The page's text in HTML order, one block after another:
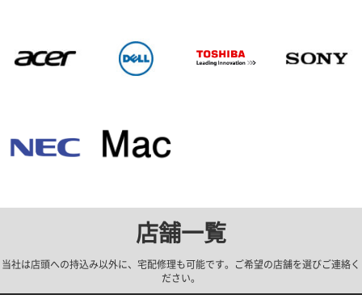
さて、対応メーカーは
TOSHIBA、FUJITSU、Panasonic、NEC、VAIO、DELL、
パソコン修理リペアマスター川口店は
もし、店舗がわからない場合はお気軽にご連絡ください♪
最後になりますが、本日もお客様のご来店お待ちしておりま
す！！
パソコン修理リペアマスター川口店
店舗一覧
当社は店頭への持込み以外に、宅配修理も可能です。ご希望の店舗を選びご連絡く
ださい。